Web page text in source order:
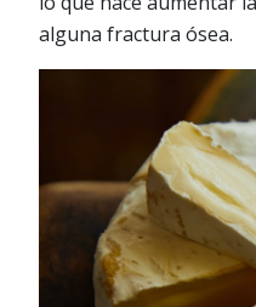
alguna fractura ósea.